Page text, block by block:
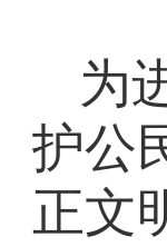
为
护公
正文